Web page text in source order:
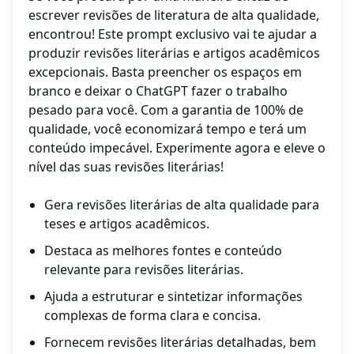
escrever revisões de literatura de alta qualidade,
encontrou! Este prompt exclusivo vai te ajudar a
produzir revisões literárias e artigos acadêmicos
excepcionais. Basta preencher os espaços em
branco e deixar o ChatGPT fazer o trabalho
pesado para você. Com a garantia de 100% de
qualidade, você economizará tempo e terá um
conteúdo impecável. Experimente agora e eleve o
nível das suas revisões literárias!
Gera revisões literárias de alta qualidade para
teses e artigos acadêmicos.
Destaca as melhores fontes e conteúdo
relevante para revisões literárias.
Ajuda a estruturar e sintetizar informações
complexas de forma clara e concisa.
Fornecem revisões literárias detalhadas, bem